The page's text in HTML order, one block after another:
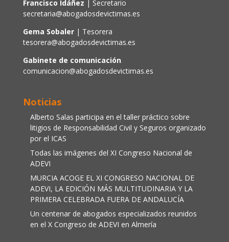
Francisco Idáñez | Secretario
secretaria@abogadosdevictimas.es
Gema Sobaler| Tesorera
tesorera@abogadosdevictimas.es
Gabinete de comunicación
comunicacion@abogadosdevictimas.es
Noticias
Alberto Salas participa en el taller práctico sobre
litigios de Responsabilidad Civil y Seguros organizado
por el ICAS
Todas las imágenes del XI Congreso Nacional de
ADEVI
MURCIA ACOGE EL XI CONGRESO NACIONAL DE
ADEVI, LA EDICIÓN MÁS MULTITUDINARIA Y LA
PRIMERA CELEBRADA FUERA DE ANDALUCÍA
Un centenar de abogados especializados reunidos
en el X Congreso de ADEVI en Almería